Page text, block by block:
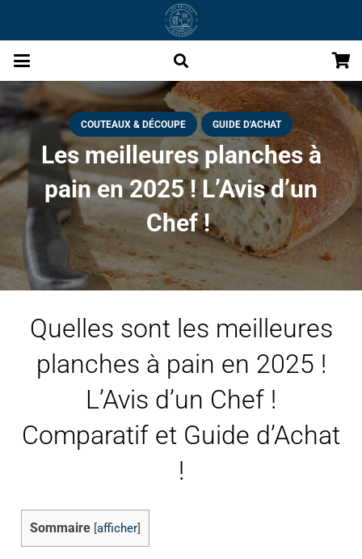
COUTEAUX & DÉCOUPE GUIDE D'ACHAT
Les meilleures planches à
pain en 2025 ! L’Avis d’un
Chef !
Quelles sont les meilleures
planches à pain en 2025 !
L’Avis d’un Chef !
Comparatif et Guide d’Achat
!
Sommaire afficher]